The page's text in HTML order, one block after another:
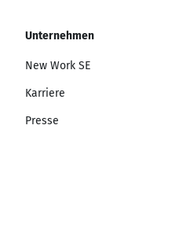
Unternehmen
New Work SE
Karriere
Presse